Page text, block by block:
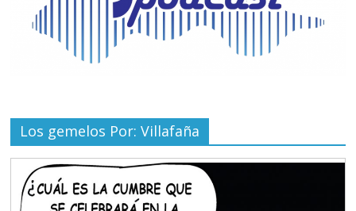
Los gemelos Por: Villafaña